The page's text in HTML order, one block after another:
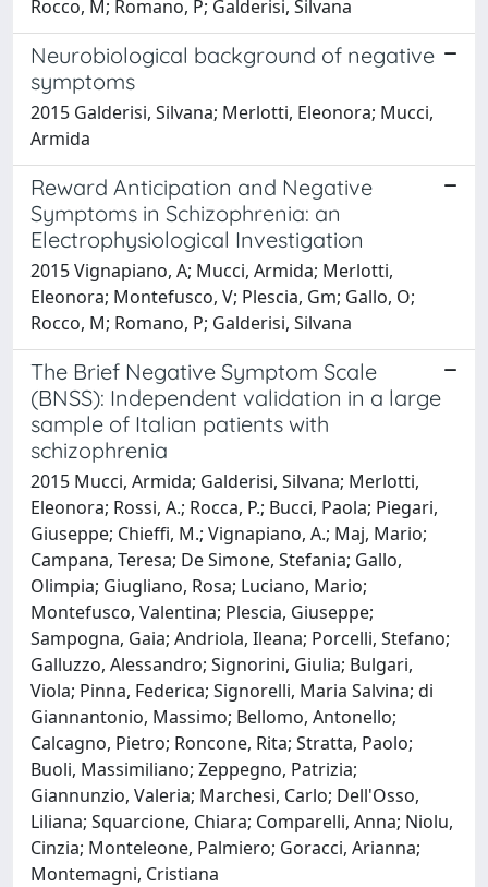
Rocco, M; Romano, P; Galderisi, Silvana
Neurobiological background of negative
symptoms
2015 Galderisi, Silvana; Merlotti, Eleonora; Mucci,
Armida
Reward Anticipation and Negative
Symptoms in Schizophrenia: an
Electrophysiological Investigation
2015 Vignapiano, A; Mucci, Armida; Merlotti,
Eleonora; Montefusco, V; Plescia, Gm; Gallo, O;
Rocco, M; Romano, P; Galderisi, Silvana
The Brief Negative Symptom Scale
(BNSS): Independent validation in a large
sample of Italian patients with
schizophrenia
2015 Mucci, Armida; Galderisi, Silvana; Merlotti,
Eleonora; Rossi, A.; Rocca, P.; Bucci, Paola; Piegari,
Giuseppe; Chieffi, M.; Vignapiano, A.; Maj, Mario;
Campana, Teresa; De Simone, Stefania; Gallo,
Olimpia; Giugliano, Rosa; Luciano, Mario;
Montefusco, Valentina; Plescia, Giuseppe;
Sampogna, Gaia; Andriola, Ileana; Porcelli, Stefano;
Galluzzo, Alessandro; Signorini, Giulia; Bulgari,
Viola; Pinna, Federica; Signorelli, Maria Salvina; di
Giannantonio, Massimo; Bellomo, Antonello;
Calcagno, Pietro; Roncone, Rita; Stratta, Paolo;
Buoli, Massimiliano; Zeppegno, Patrizia;
Giannunzio, Valeria; Marchesi, Carlo; Dell'Osso,
Liliana; Squarcione, Chiara; Comparelli, Anna; Niolu,
Cinzia; Monteleone, Palmiero; Goracci, Arianna;
Montemagni, Cristiana